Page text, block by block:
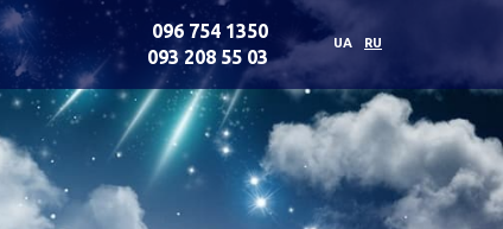
096 754 1350
093 208 55 03
UA RU